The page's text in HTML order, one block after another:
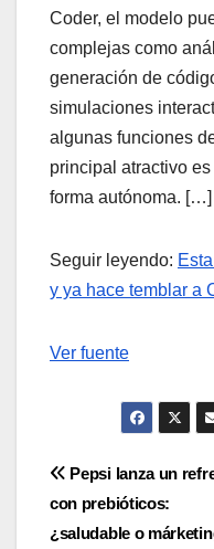
Coder, el modelo
complejas como
generación de
simulaciones
algunas funciones
principal atractivo
forma autónoma. […]
Seguir leyendo:
y ya hace temblar a
Ver fuente
de
Pepsi lanza un
con prebióticos:
¿saludable o